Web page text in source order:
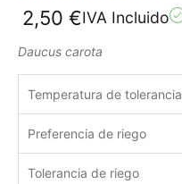
2,50 €IVA Incluido
Daucus carota
Temperatura de tolerancia
Preferencia de riego
Tolerancia de riego